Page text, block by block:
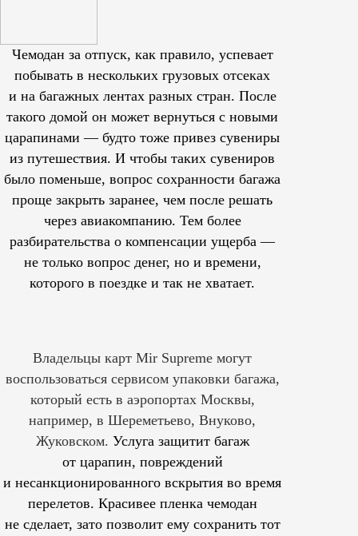
Чемодан за отпуск, как правило, успевает
побывать в нескольких грузовых отсеках
и на багажных лентах разных стран. После
такого домой он может вернуться с новыми
царапинами — будто тоже привез сувениры
из путешествия. И чтобы таких сувениров
было поменьше, вопрос сохранности багажа
проще закрыть заранее, чем после решать
через авиакомпанию. Тем более
разбирательства о компенсации ущерба —
не только вопрос денег, но и времени,
которого в поездке и так не хватает.
Владельцы карт Mir Supreme могут
воспользоваться сервисом упаковки багажа,
который есть в аэропортах Москвы,
например, в Шереметьево, Внуково,
Жуковском. Услуга защитит багаж
от царапин, повреждений
и несанкционированного вскрытия во время
перелетов. Красивее пленка чемодан
не сделает, зато позволит ему сохранить тот